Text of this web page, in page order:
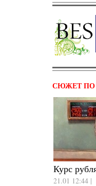
СЮЖЕТ ПО
Курс
21.01 12:44 |